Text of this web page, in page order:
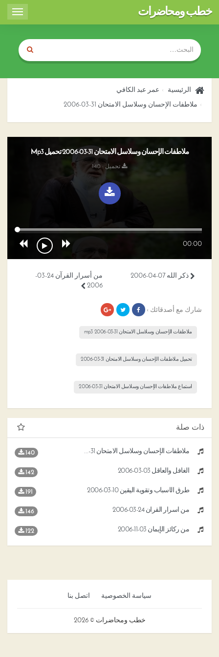
Toggle
خطب ومحاضرات
الرئيسية عمر عبد الكافي
ملاطفات الإحسان وسلاسل الامتحان 31-03-2006
ملاطفات الإحسان وسلاسل الامتحان 31-03-2006 تحميل Mp3
تحميل : 140
00:00
من أسرار القرآن 24-03-
2006
ذكر الله 07-04-2006
شارك مع أصدقائك ›
ملاطفات الإحسان وسلاسل الامتحان 31-03-2006 mp3
تحميل ملاطفات الإحسان وسلاسل الامتحان 31-03-2006
استماع ملاطفات الإحسان وسلاسل الامتحان 31-03-2006
ذات صلة
ملاطفات الإحسان وسلاسل الامتحان 31-03-2006 140
الغافل والعاقل 03-03-2006 142
طرق الأسباب وتقوية اليقين 10-03-2006 191
من أسرار القرآن 24-03-2006 146
من ركائز الإيمان 03-11-2006 122
سياسة الخصوصية اتصل بنا
خطب ومحاضرات © 2026